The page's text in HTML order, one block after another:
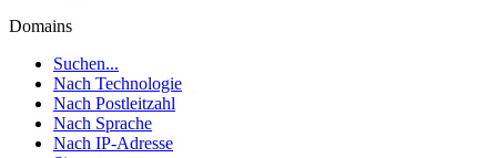
Domains
Suchen...
Nach Technologie
Nach Postleitzahl
Nach Sprache
Nach IP-Adresse